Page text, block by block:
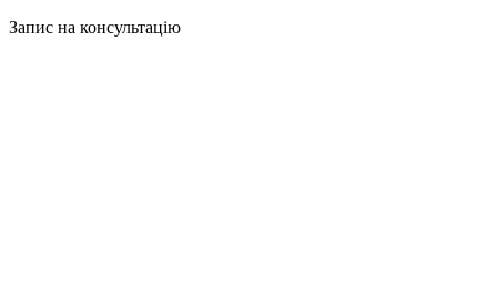
Запис на консультацію